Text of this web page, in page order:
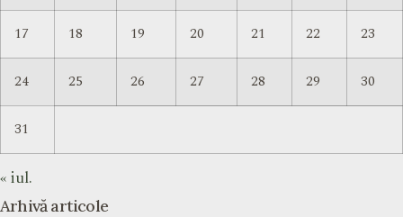
17 18 19 20 21 22 23
24 25 26 27 28 29 30
31
« iul.
Arhivă articole